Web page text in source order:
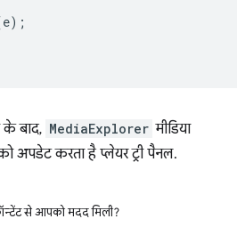
e);
के बाद, MediaExplorer मीडिया
अपडेट करता है प्लेयर ट्री पैनल.
से आपको मदद मिली?